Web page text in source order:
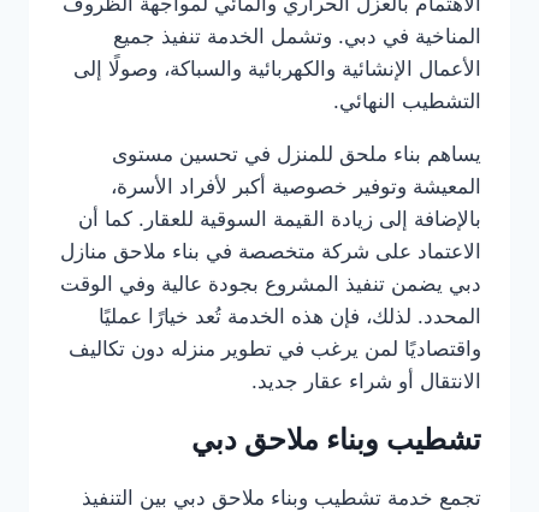
المناخية في دبي. وتشمل الخدمة تنفيذ جميع
الأعمال الإنشائية والكهربائية والسباكة، وصولًا إلى
التشطيب النهائي.
يساهم بناء ملحق للمنزل في تحسين مستوى
المعيشة وتوفير خصوصية أكبر لأفراد الأسرة،
بالإضافة إلى زيادة القيمة السوقية للعقار. كما أن
الاعتماد على شركة متخصصة في بناء ملاحق منازل
دبي يضمن تنفيذ المشروع بجودة عالية وفي الوقت
المحدد. لذلك، فإن هذه الخدمة تُعد خيارًا عمليًا
واقتصاديًا لمن يرغب في تطوير منزله دون تكاليف
الانتقال أو شراء عقار جديد.
تشطيب وبناء ملاحق دبي
تجمع خدمة تشطيب وبناء ملاحق دبي بين التنفيذ